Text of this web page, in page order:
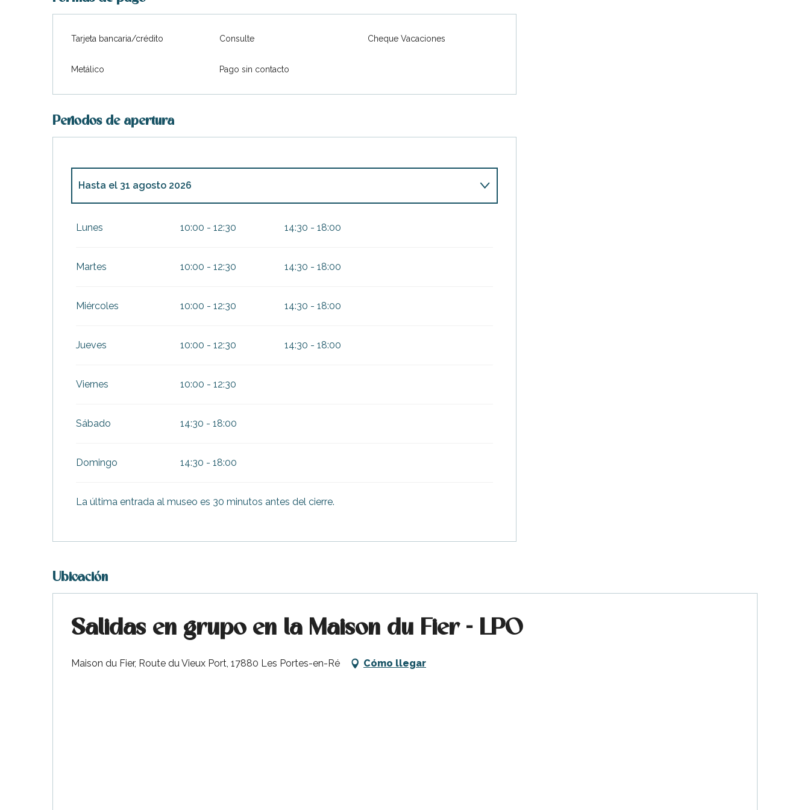
Tarjeta bancaria/crédito Consulte Cheque Vacaciones
Metálico Pago sin contacto
Periodos de apertura
Hasta el 31 agosto 2026
Lunes 10:00 - 12:30 14:30 - 18:00
Martes 10:00 - 12:30 14:30 - 18:00
Miércoles 10:00 - 12:30 14:30 - 18:00
Jueves 10:00 - 12:30 14:30 - 18:00
Viernes 10:00 - 12:30
Sábado 14:30 - 18:00
Domingo 14:30 - 18:00
La última entrada al museo es 30 minutos antes del cierre.
Ubicación
Salidas en grupo en la Maison du Fier - LPO
Maison du Fier, Route du Vieux Port, 17880 Les Portes-en-Ré Cómo llegar